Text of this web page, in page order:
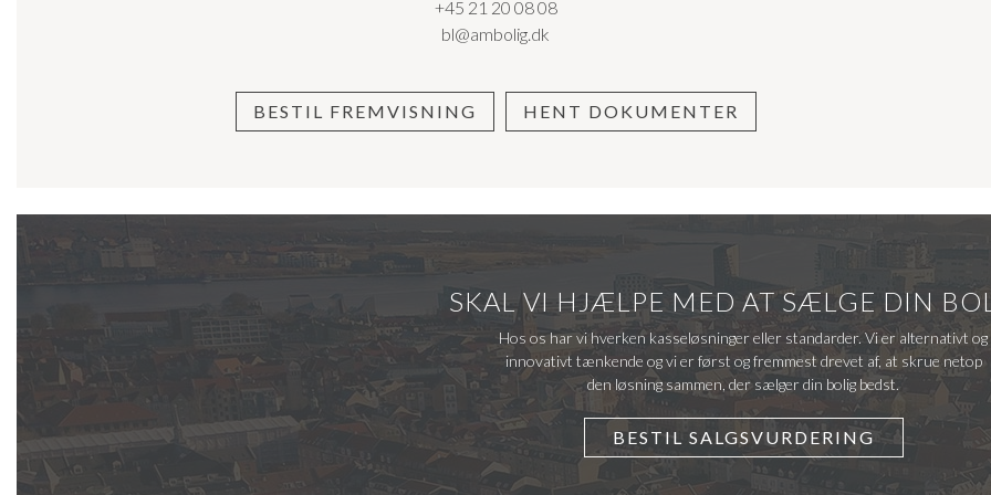
Alt i alt er denne lejlighed en unik mulighed for at leve enkelt, komfortabelt og smukt – uden at gå på kompromis. Uanset om du
noget helt særligt. Her er det nemt at føle sig hjemme – og endnu nemmere at blive.
+45 21 20 08 08
bl@ambolig.dk
BESTIL FREMVISNING HENT DOKUMENTER
SKAL VI HJÆLPE MED AT SÆLGE DIN
Hos os har vi hverken kasseløsninger eller standarder. Vi er alternativt og
innovativt tænkende og vi er først og fremmest drevet af, at skrue netop
den løsning sammen, der sælger din bolig bedst.
BESTIL SALGSVURDERING